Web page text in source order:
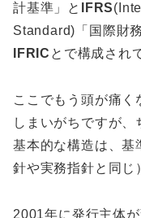
計基準」と
IFRS
Standard)「国際財
IFRIC とで構成され
ここでもう頭が痛く
しまいがちですが、
基本的な構造は、基
針や実務指針と同じ
2001年に発行主体